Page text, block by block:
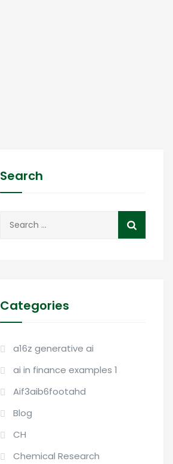
Search
Categories
a16z generative ai
ai in finance examples 1
Aif3aib6footahd
Blog
CH
Chemical Research